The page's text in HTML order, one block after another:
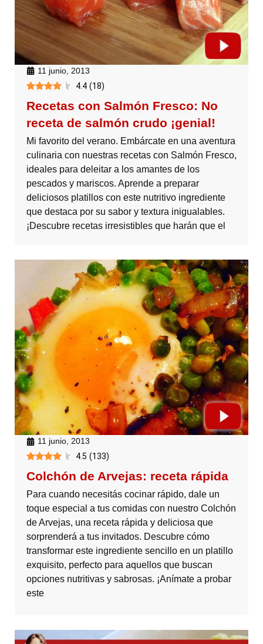
11 junio, 2013
4.4 (18)
Recetas con Salmón Fresco: No
receta de salmón crudo ¡genial!
Mi favorito del verano. Embárcate en una aventura
culinaria con nuestras recetas con Salmón Fresco,
ideales para deleitar a los amantes de los
pescados y mariscos. Aprende a preparar
deliciosos platillos con este nutritivo ingrediente
que destaca por su sabor y textura inigualables.
¡Descubre recetas irresistibles que harán que el
11 junio, 2013
4.5 (133)
Colchón de Arvejas: receta rápida
Para cuando necesitás cocinar rápido, dale un
toque especial a tus comidas con nuestro Colchón
de Arvejas, una receta rápida y deliciosa que
sorprenderá a tus invitados. Descubre cómo
transformar este ingrediente sencillo en un platillo
exquisito, perfecto para aquellos que buscan
opciones nutritivas y sabrosas. ¡Anímate a probar
este